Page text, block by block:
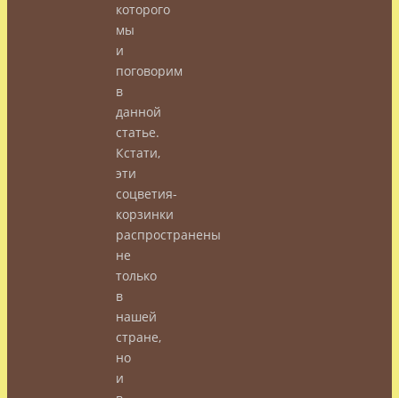
которого
мы
и
поговорим
в
данной
статье.
Кстати,
эти
соцветия-
корзинки
распространены
не
только
в
нашей
стране,
но
и